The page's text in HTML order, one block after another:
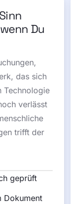
Du
das sich
Technologie
verlässt
trifft der
geprüft
Dokument